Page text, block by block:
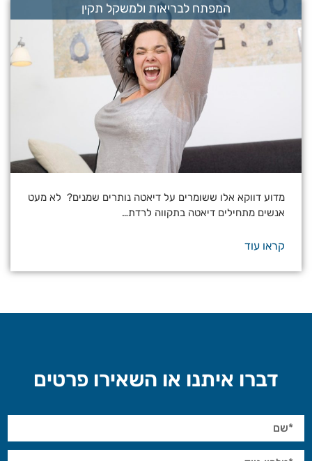
המפתח לבריאות ולמשקל תקין
מדוע דווקא אלו ששומרים על דיאטה נותרים שמנים? לא מעט
אנשים מתחילים דיאטה בתקווה לרדת…
קראו עוד
דברו איתנו או השאירו פרטים